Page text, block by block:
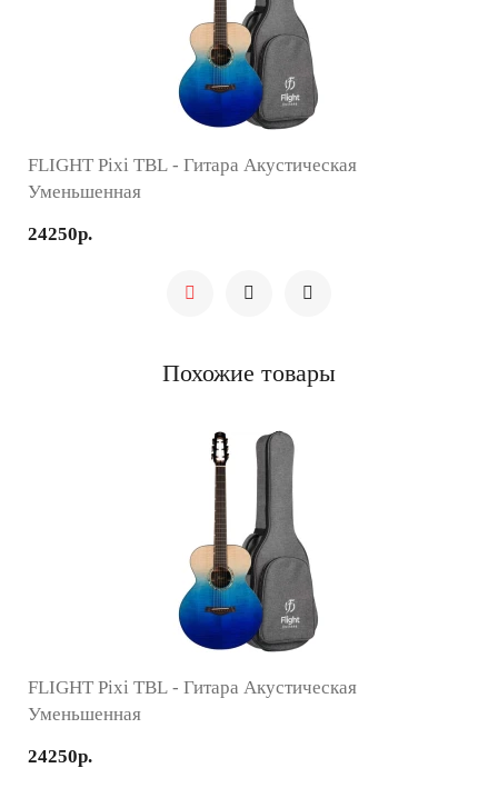
FLIGHT Pixi TBL - Гитара Акустическая
Уменьшенная
24250р.
Похожие товары
FLIGHT Pixi TBL - Гитара Акустическая
Уменьшенная
24250р.